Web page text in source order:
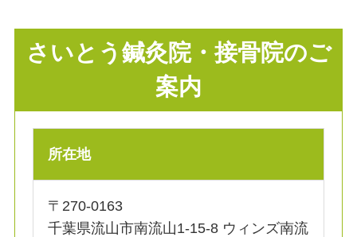
さいとう鍼灸院・接骨院のご
案内
所在地
〒270-0163
千葉県流山市南流山1-15-8 ウィンズ南流